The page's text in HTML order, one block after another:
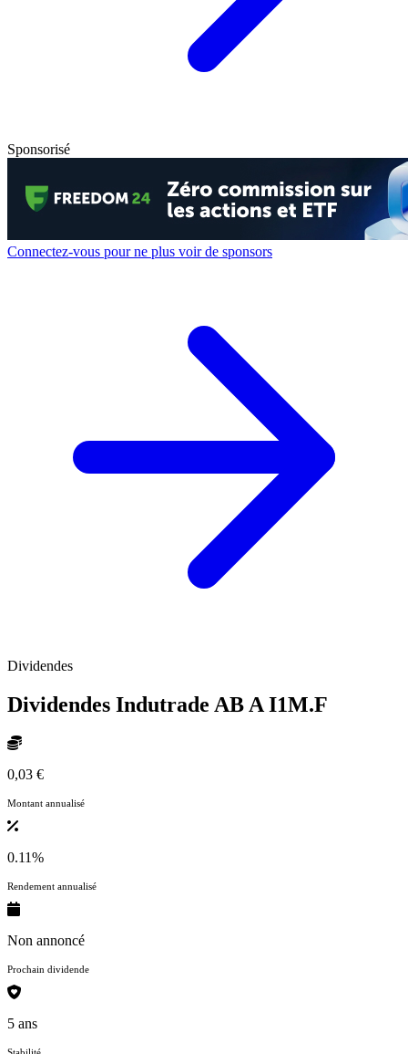
Sponsorisé
Connectez-vous pour ne plus voir de sponsors
Dividendes
Dividendes Indutrade AB A I1M.F
0,03 €
Montant annualisé
0.11%
Rendement annualisé
Non annoncé
Prochain dividende
5 ans